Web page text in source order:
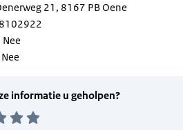
21, 8167 PB Oene
Nee
Nee